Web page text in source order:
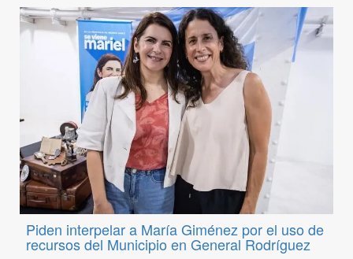
Piden interpelar a María Giménez por el uso de
recursos del Municipio en General Rodríguez